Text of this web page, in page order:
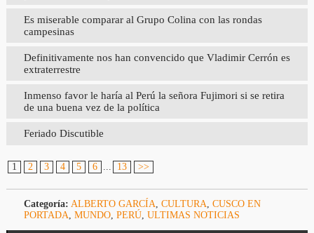
Es miserable comparar al Grupo Colina con las rondas
campesinas
Definitivamente nos han convencido que Vladimir Cerrón es
extraterrestre
Inmenso favor le haría al Perú la señora Fujimori si se retira
de una buena vez de la política
Feriado Discutible
1 2 3 4 5 6 ... 13 >>
Categoría: ALBERTO GARCÍA, CULTURA, CUSCO EN
PORTADA, MUNDO, PERÚ, ULTIMAS NOTICIAS